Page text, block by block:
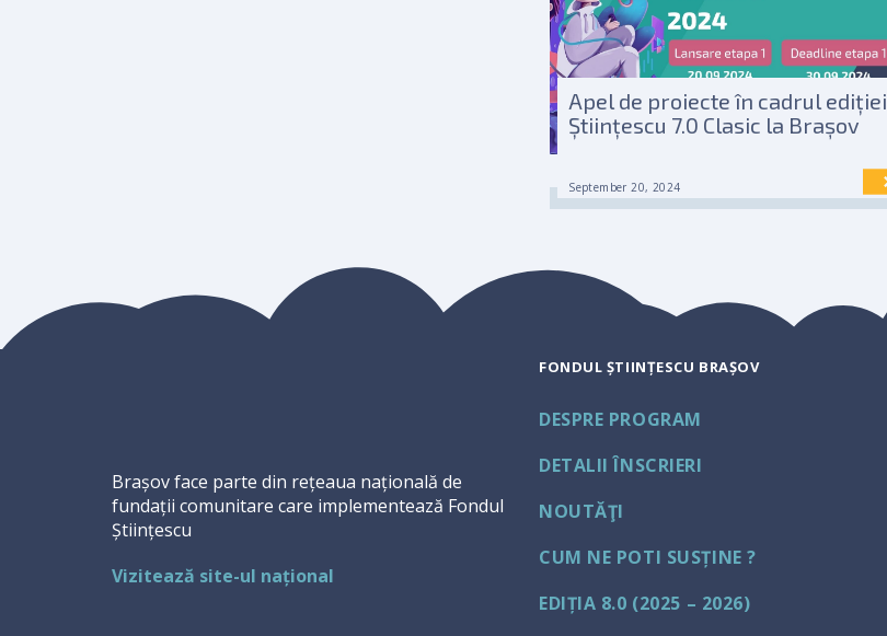
Apel de proiecte în cadrul ediției
Științescu 7.0 Clasic la Brașov
September 20, 2024
Brașov face parte din rețeaua națională de
fundații comunitare care implementează Fondul
Științescu
Vizitează site-ul național
FONDUL ȘTIINȚESCU BRAȘOV
DESPRE PROGRAM
DETALII ÎNSCRIERI
NOUTĂŢI
CUM NE POTI SUSȚINE ?
EDIȚIA 8.0 (2025 – 2026)